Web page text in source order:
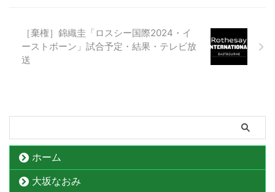
［棄権］錦織圭「ロスシー国際2024・イ
ーストボーン」試合予定・結果・テレビ放
送
ホーム
大坂なおみ